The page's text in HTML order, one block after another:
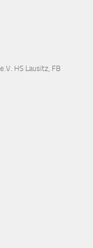
HS Lausitz, FB